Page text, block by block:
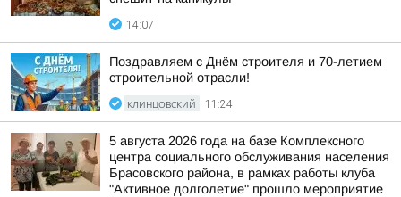
14:07
Поздравляем с Днём строителя и 70-летием
строительной отрасли!
КЛИНЦОВСКИЙ 11:24
5 августа 2026 года на базе Комплексного
центра социального обслуживания населения
Брасовского района, в рамках работы клуба
"Активное долголетие" прошло мероприятие